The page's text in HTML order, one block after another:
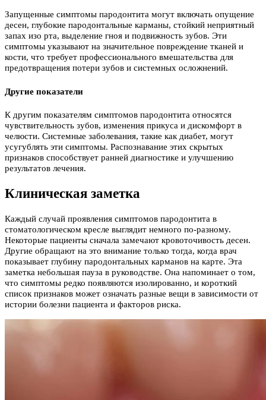
Запущенные симптомы пародонтита могут включать опущение
десен, глубокие пародонтальные карманы, стойкий неприятный
запах изо рта, выделение гноя и подвижность зубов. Эти
симптомы указывают на значительное повреждение тканей и
кости, что требует профессионального вмешательства для
предотвращения потери зубов и системных осложнений.
Другие показатели
К другим показателям симптомов пародонтита относятся
чувствительность зубов, изменения прикуса и дискомфорт в
челюсти. Системные заболевания, такие как диабет, могут
усугублять эти симптомы. Распознавание этих скрытых
признаков способствует ранней диагностике и улучшению
результатов лечения.
Клиническая заметка
Каждый случай проявления симптомов пародонтита в
стоматологическом кресле выглядит немного по-разному.
Некоторые пациенты сначала замечают кровоточивость десен.
Другие обращают на это внимание только тогда, когда врач
показывает глубину пародонтальных карманов на карте. Эта
заметка небольшая пауза в руководстве. Она напоминает о том,
что симптомы редко появляются изолированно, и короткий
список признаков может означать разные вещи в зависимости от
истории болезни пациента и факторов риска.